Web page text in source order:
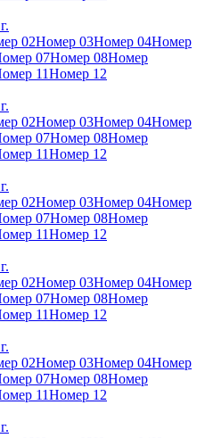
02Номер 03Номер 04Номер
07Номер 08Номер
11Номер 12
02Номер 03Номер 04Номер
07Номер 08Номер
11Номер 12
02Номер 03Номер 04Номер
07Номер 08Номер
11Номер 12
02Номер 03Номер 04Номер
07Номер 08Номер
11Номер 12
02Номер 03Номер 04Номер
07Номер 08Номер
11Номер 12